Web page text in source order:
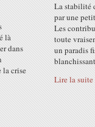
là
dans
la crise
La stabilité
par une
Les
toute
un paradis
Lire la suite